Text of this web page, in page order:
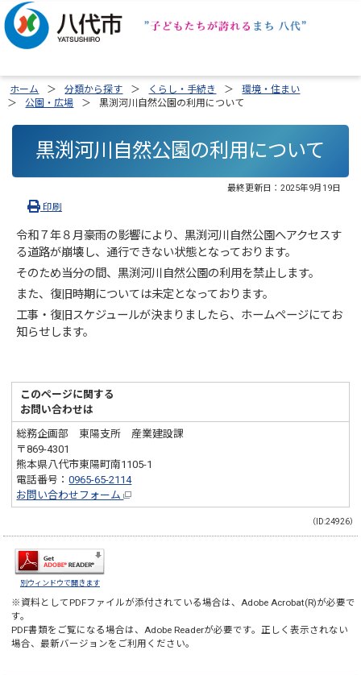
ホーム 分類から探す くらし・手続き
環境・住まい
公園・広場
黒渕河川自然公園の利用について
黒渕河川自然公園の利用について
最終更新日： 2025年9月19日
印刷
令和７年８月豪雨の影響により、黒渕河川自然公園へアクセスす
る道路が崩壊し、通行できない状態となっております。
そのため当分の間、黒渕河川自然公園の利用を禁止します。
また、復旧時期については未定となっております。
工事・復旧スケジュールが決まりましたら、ホームページにてお
知らせします。
このページに関する
お問い合わせは
総務企画部 東陽支所 産業建設課
〒869-4301
熊本県八代市東陽町南1105-1
電話番号：0965-65-2114
お問い合わせフォーム
（ID:24926）
別ウィンドウで開きます
※資料としてPDFファイルが添付されている場合は、 Adobe Acrobat(R)が必要で
す。
PDF書類をご覧になる場合は、 Adobe Readerが必要です。正しく表示されない
場合、最新バージョンをご利用ください。